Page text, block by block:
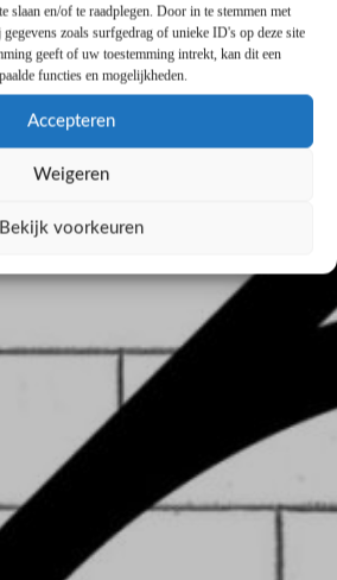
slaan en/of te raadplegen. Door in te stemmen met
zoals surfgedrag of unieke ID's op deze site
geeft of uw toestemming intrekt, kan dit een
functies en mogelijkheden.
Accepteren
Weigeren
Bekijk voorkeuren